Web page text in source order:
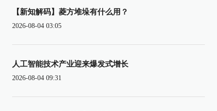
【新知解码】菱方堆垛有什么用？
2026-08-04 03:05
人工智能技术产业迎来爆发式增长
2026-08-04 09:31